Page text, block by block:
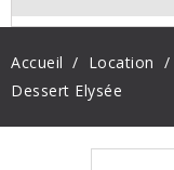
Accueil Location
Dessert Elysée